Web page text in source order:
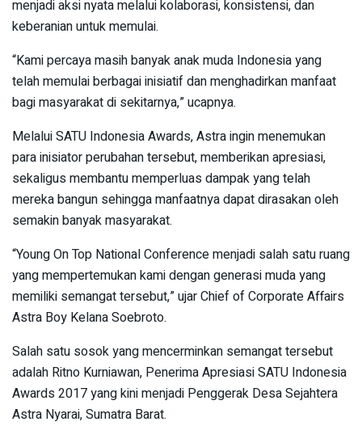
menjadi aksi nyata melalui kolaborasi, konsistensi, dan
keberanian untuk memulai.
“Kami percaya masih banyak anak muda Indonesia yang
telah memulai berbagai inisiatif dan menghadirkan manfaat
bagi masyarakat di sekitarnya,” ucapnya.
Melalui SATU Indonesia Awards, Astra ingin menemukan
para inisiator perubahan tersebut, memberikan apresiasi,
sekaligus membantu memperluas dampak yang telah
mereka bangun sehingga manfaatnya dapat dirasakan oleh
semakin banyak masyarakat.
“Young On Top National Conference menjadi salah satu ruang
yang mempertemukan kami dengan generasi muda yang
memiliki semangat tersebut,” ujar Chief of Corporate Affairs
Astra Boy Kelana Soebroto.
Salah satu sosok yang mencerminkan semangat tersebut
adalah Ritno Kurniawan, Penerima Apresiasi SATU Indonesia
Awards 2017 yang kini menjadi Penggerak Desa Sejahtera
Astra Nyarai, Sumatra Barat.